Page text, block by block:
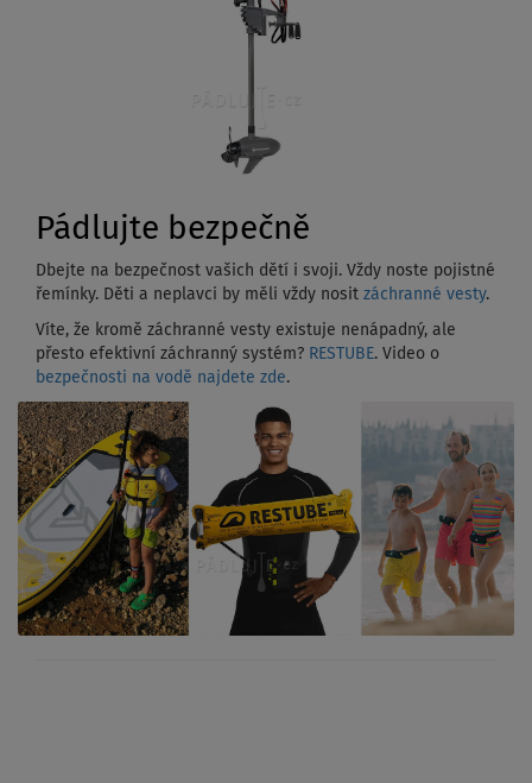
Pádlujte bezpečně
Dbejte na bezpečnost vašich dětí i svoji. Vždy noste pojistné
řemínky. Děti a neplavci by měli vždy nosit záchranné vesty.
Víte, že kromě záchranné vesty existuje nenápadný, ale
přesto efektivní záchranný systém? RESTUBE. Video o
bezpečnosti na vodě najdete zde.